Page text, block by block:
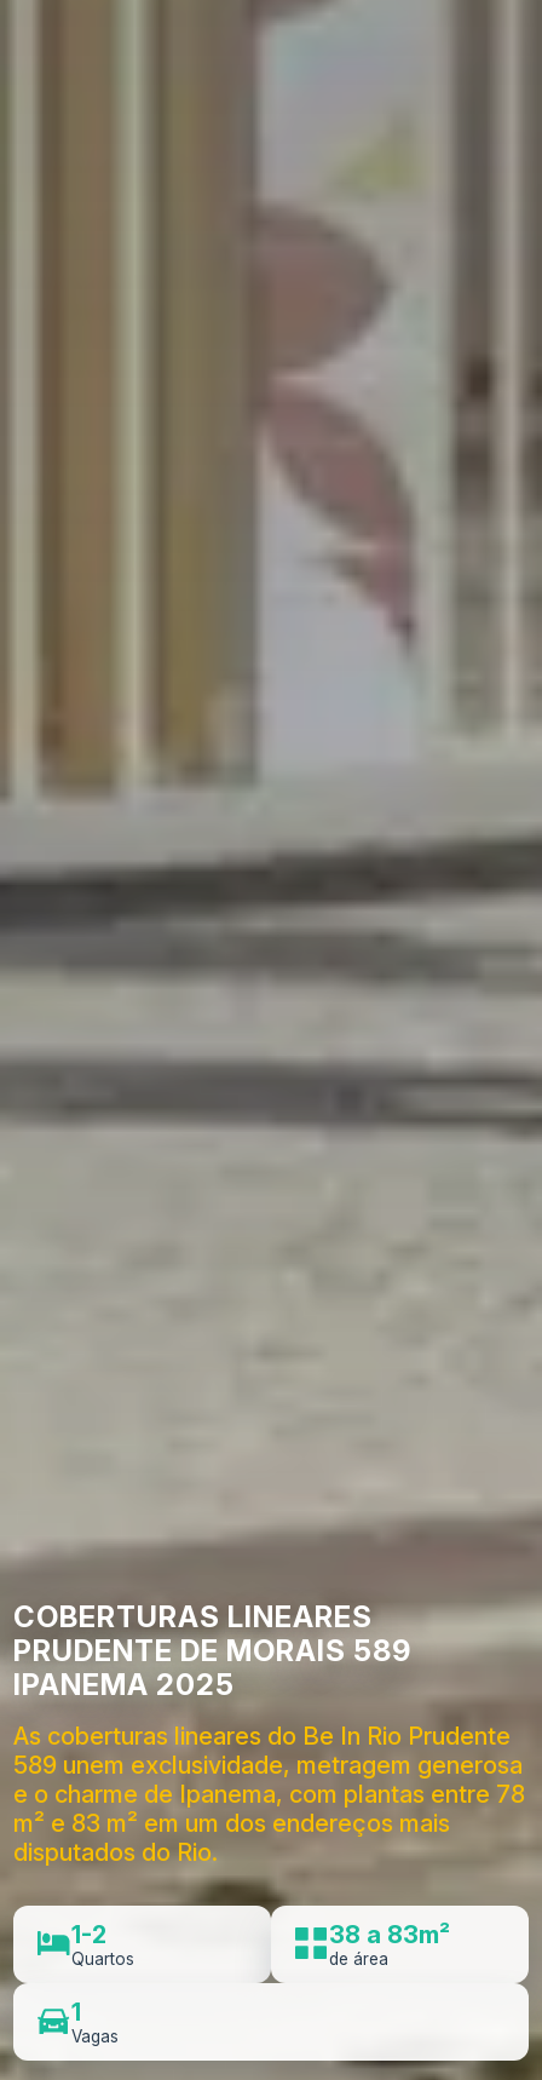
COBERTURAS LINEARES
PRUDENTE DE MORAIS 589
IPANEMA 2025
As coberturas lineares do Be In Rio Prudente
589 unem exclusividade, metragem generosa
e o charme de Ipanema, com plantas entre 78
m² e 83 m² em um dos endereços mais
disputados do Rio.
1-2
Quartos
38 a 83m²
de área
1
Vagas